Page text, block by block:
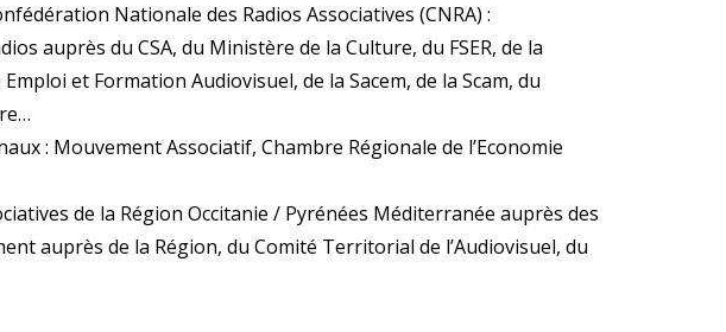
Nationale des Radios Associatives (CNRA) :
auprès du CSA, du Ministère de la Culture, du FSER, de la
et Formation Audiovisuel, de la Sacem, de la Scam, du
: Mouvement Associatif, Chambre Régionale de l’Economie
de la Région Occitanie / Pyrénées Méditerranée auprès des
auprès de la Région, du Comité Territorial de l’Audiovisuel, du